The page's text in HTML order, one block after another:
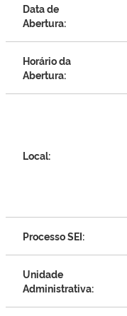
Data de
Abertura:
Horário da
Abertura:
Local:
Processo SEI:
Unidade
Administrativa: